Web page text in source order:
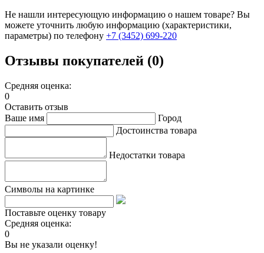
Не нашли интересующую информацию о нашем товаре? Вы
можете уточнить любую информацию (характеристики,
параметры) по телефону +7 (3452) 699-220
Отзывы покупателей (0)
Средняя оценка:
0
Оставить отзыв
Ваше имя
Город
Достоинства товара
Недостатки товара
Символы на картинке
Поставьте оценку товару
Средняя оценка:
0
Вы не указали оценку!